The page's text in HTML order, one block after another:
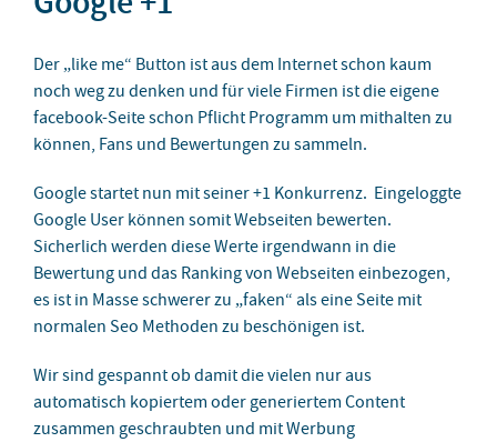
Der „like me“ Button ist aus dem Internet schon kaum
noch weg zu denken und für viele Firmen ist die eigene
facebook-Seite schon Pflicht Programm um mithalten zu
können, Fans und Bewertungen zu sammeln.
Google startet nun mit seiner +1 Konkurrenz. Eingeloggte
Google User können somit Webseiten bewerten.
Sicherlich werden diese Werte irgendwann in die
Bewertung und das Ranking von Webseiten einbezogen,
es ist in Masse schwerer zu „faken“ als eine Seite mit
normalen Seo Methoden zu beschönigen ist.
Wir sind gespannt ob damit die vielen nur aus
automatisch kopiertem oder generiertem Content
zusammen geschraubten und mit Werbung